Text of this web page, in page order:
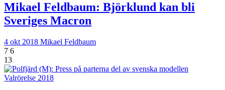
Mikael Feldbaum: Björklund kan bli
Sveriges Macron
4 okt 2018 Mikael Feldbaum
7 6
13
Valrörelse 2018